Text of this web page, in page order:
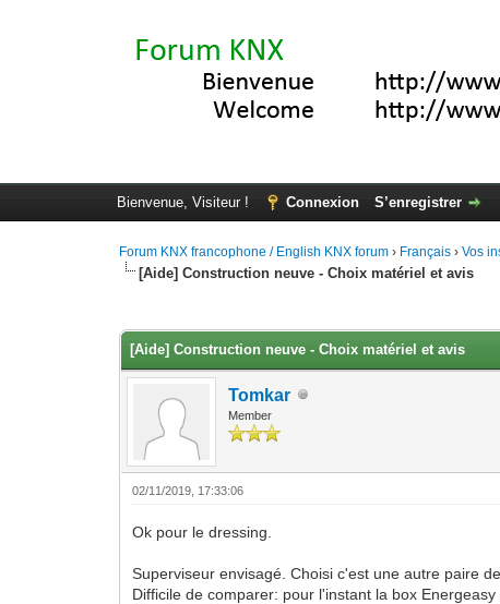
Bienvenue, Visiteur ! Connexion S’enregistrer
Forum KNX francophone / English KNX forum › Français ›Vos
[Aide] Construction neuve - Choix matériel et avis
[Aide] Construction neuve - Choix matériel et avis
Tomkar
Member
02/11/2019, 17:33:06
Ok pour le dressing.
Superviseur envisagé. Choisi c'est une autre paire
Difficile de comparer: pour l'instant la box